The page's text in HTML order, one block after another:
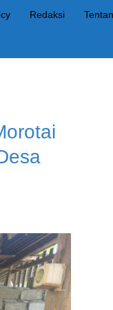
Redaksi